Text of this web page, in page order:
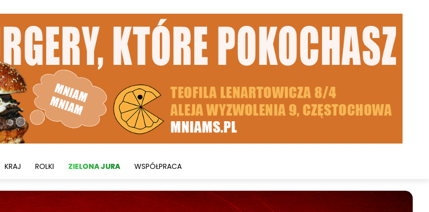
KRAJ ROLKI ZIELONA JURA WSPÓŁPRACA